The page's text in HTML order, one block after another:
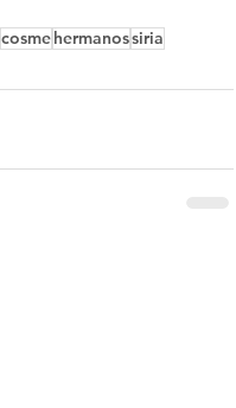
cosmehermanossiria